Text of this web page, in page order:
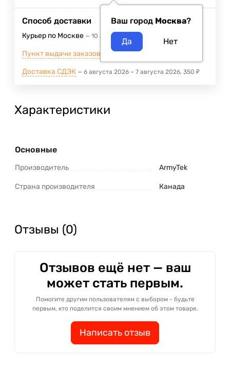
Ваш город Москва?
Способ доставки
Курьер по Москве 10 августа 2026
Пункт выдачи заказов м.ВДНХ 5 августа 2026
Доставка СДЭК 6 августа 2026 – 7 августа 2026 350 ₽
Характеристики
Основные
Производитель ArmyTek
Страна производителя Канада
Отзывы (0)
Отзывов ещё нет — ваш
может стать первым.
Помогите другим пользователям с выбором - будьте
первым, кто поделится своим мнением об этом товаре.
Написать отзыв